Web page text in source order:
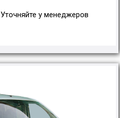
Уточняйте у менеджеров